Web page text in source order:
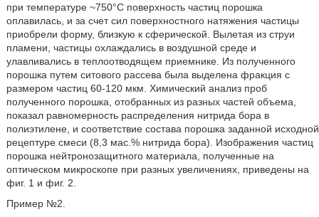
при температуре ~750°С поверхность частиц порошка
оплавилась, и за счет сил поверхностного натяжения частицы
приобрели форму, близкую к сферической. Вылетая из струи
пламени, частицы охлаждались в воздушной среде и
улавливались в теплоотводящем приемнике. Из полученного
порошка путем ситового рассева была выделена фракция с
размером частиц 60-120 мкм. Химический анализ проб
полученного порошка, отобранных из разных частей объема,
показал равномерность распределения нитрида бора в
полиэтилене, и соответствие состава порошка заданной исходной
рецептуре смеси (8,3 мас.% нитрида бора). Изображения частиц
порошка нейтронозащитного материала, полученные на
оптическом микроскопе при разных увеличениях, приведены на
фиг. 1 и фиг. 2.
Пример №2.